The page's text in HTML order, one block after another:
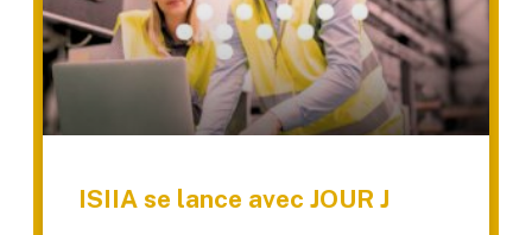
ISIIA se lance avec JOUR J